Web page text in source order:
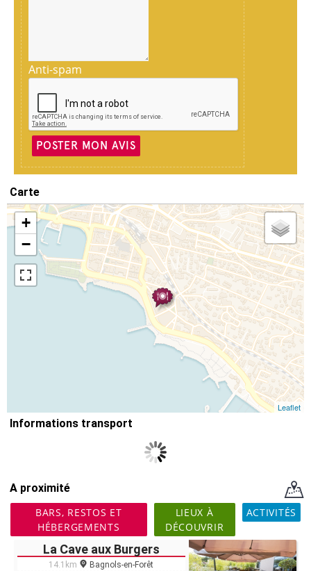
Anti-spam
POSTER MON AVIS
Carte
+
−
Leaflet
Informations transport
A proximité
BARS, RESTOS ET
HÉBERGEMENTS
LIEUX À
DÉCOUVRIR
ACTIVITÉS
La Cave aux Burgers
14.1km Bagnols-en-Forêt